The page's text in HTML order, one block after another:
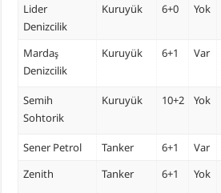
Lider
Denizcilik
Kuruyük 6+0 Yok
Mardaş
Denizcilik
Kuruyük 6+1 Var
Semih
Sohtorik
Kuruyük 10+2 Yok
Sener Petrol Tanker 6+1 Var
Zenith
Tanker 6+1 Yok